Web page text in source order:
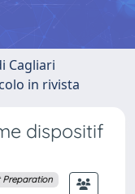
Cagliari
in rivista
dispositif
Preparation